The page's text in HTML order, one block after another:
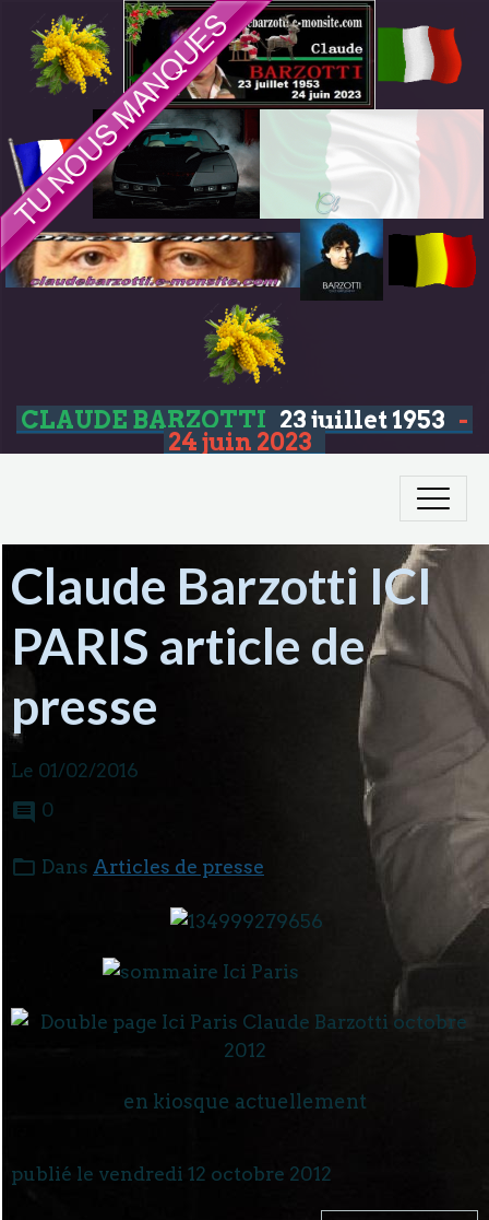
CLAUDE BARZOTTI 23 juillet 1953 -
24 juin 2023
Claude Barzotti ICI
PARIS article de
presse
Le 01/02/2016
0
Dans Articles de presse
en kiosque actuellement
publié le vendredi 12 octobre 2012